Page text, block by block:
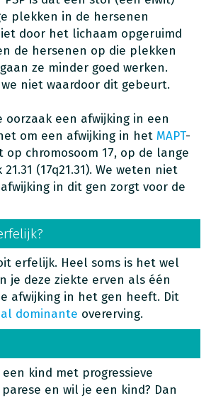
plekken in de hersenen
door het lichaam opgeruimd
de hersenen op die plekken
ze minder goed werken.
niet waardoor dit gebeurt.
oorzaak een afwijking in een
om een afwijking in het MAPT-
op chromosoom 17, op de lange
(17q21.31). We weten niet
in dit gen zorgt voor de
erfelijk. Heel soms is het wel
je deze ziekte erven als één
afwijking in het gen heeft. Dit
dominante overerving.
kind met progressieve
en wil je een kind? Dan